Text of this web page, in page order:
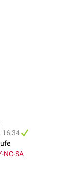
16:34
NC-SA